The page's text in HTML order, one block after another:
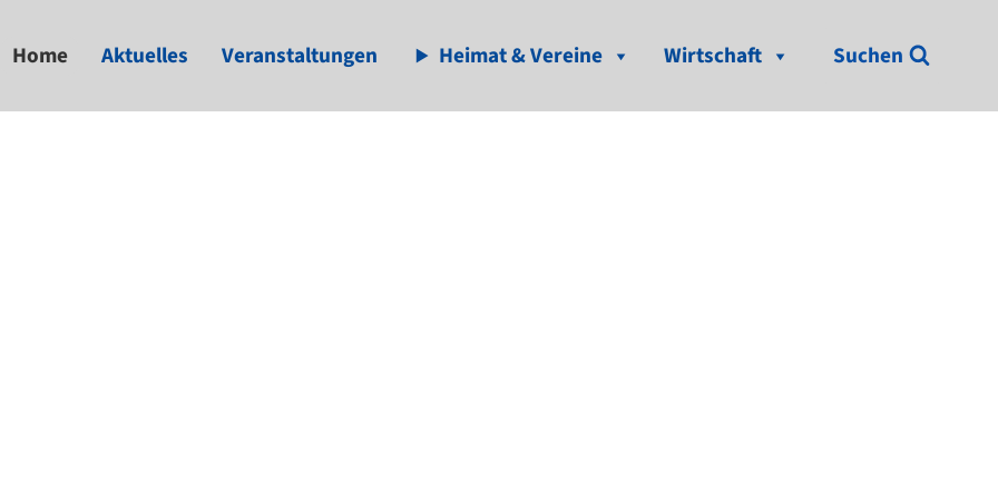
Home Aktuelles Veranstaltungen Heimat & Vereine Wirtschaft Suchen